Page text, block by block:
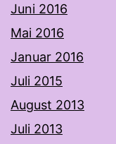
Juni 2016
Mai 2016
Januar 2016
Juli 2015
August 2013
Juli 2013